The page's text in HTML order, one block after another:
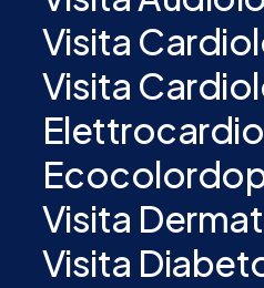
Visita
Visita
Visita
Visita